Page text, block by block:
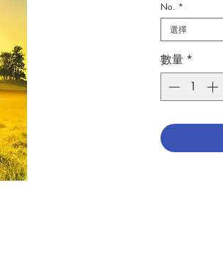
grief once a
Author:
Publisher:
Pages: 178
Publication
ISBN:
No. *
選擇
數量 *